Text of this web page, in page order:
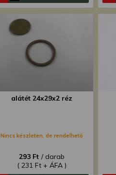
alátét 24x29x2 réz
Nincs készleten, de rendelhető
293 Ft / darab
( 231 Ft + ÁFA )